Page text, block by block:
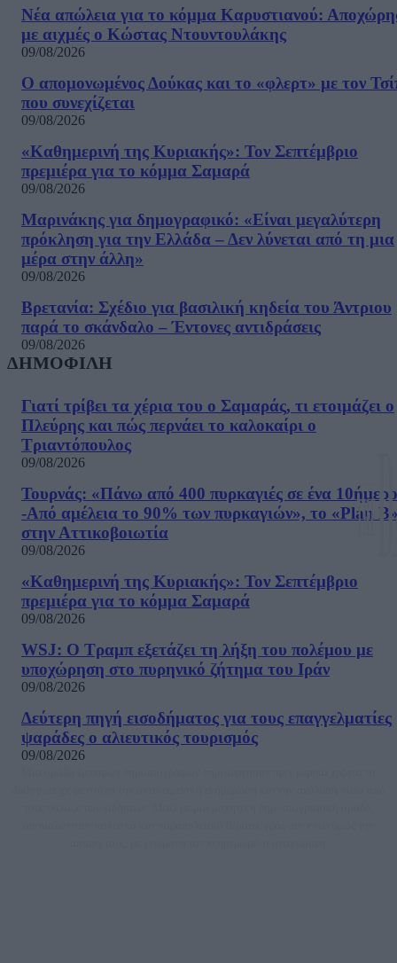
Νέα απώλεια για το κόμμα Καρυστιανού:
με αιχμές ο Κώστας Ντουντουλάκης
09/08/2026
Ο απομονωμένος Δούκας και το «φλερτ» με τον
που συνεχίζεται
09/08/2026
«Καθημερινή της Κυριακής»: Τον Σεπτέμβριο
πρεμιέρα για το κόμμα Σαμαρά
09/08/2026
Μαρινάκης για δημογραφικό: «Είναι μεγαλύτερη
πρόκληση για την Ελλάδα – Δεν λύνεται από τη μια
μέρα στην άλλη»
09/08/2026
Βρετανία: Σχέδιο για βασιλική κηδεία του Άντριου
παρά το σκάνδαλο – Έντονες αντιδράσεις
09/08/2026
ΔΗΜΟΦΙΛΗ
Γιατί τρίβει τα χέρια του ο Σαμαράς, τι ετοιμάζει ο
Πλεύρης και πώς περνάει το καλοκαίρι ο
Τριαντόπουλος
09/08/2026
Τουρνάς: «Πάνω από 400 πυρκαγιές σε ένα 10ήμερο
-Από αμέλεια το 90% των πυρκαγιών», το «Plan
στην Αττικοβοιωτία
09/08/2026
«Καθημερινή της Κυριακής»: Τον Σεπτέμβριο
πρεμιέρα για το κόμμα Σαμαρά
09/08/2026
WSJ: Ο Τραμπ εξετάζει τη λήξη του πολέμου με
υποχώρηση στο πυρηνικό ζήτημα του Ιράν
09/08/2026
Δεύτερη πηγή εισοδήματος για τους επαγγελματίες
ψαράδες ο αλιευτικός τουρισμός
09/08/2026